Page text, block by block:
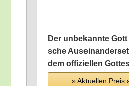
Der unbe­kann­te
sche
dem offi­zi­el­len
» Aktu­el­len Preis